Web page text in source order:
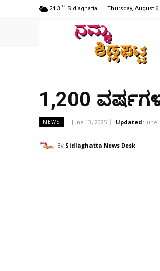
24.3 C Sidlaghatta Thursday, August
1,200
NEWS June 13, 2025 Updated: June
By Sidlaghatta News Desk